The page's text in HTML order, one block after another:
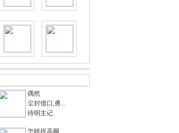
偶然
尘封借口,勇...
待明主记
怎样提高网...